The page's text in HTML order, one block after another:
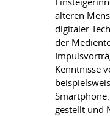
älteren
digitaler
der
Kenntnisse
gestellt und